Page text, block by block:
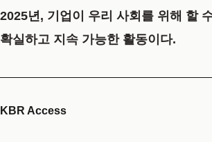
2025년, 기업이 우리 사회를 위해 할
확실하고 지속 가능한 활동이다.
KBR Access